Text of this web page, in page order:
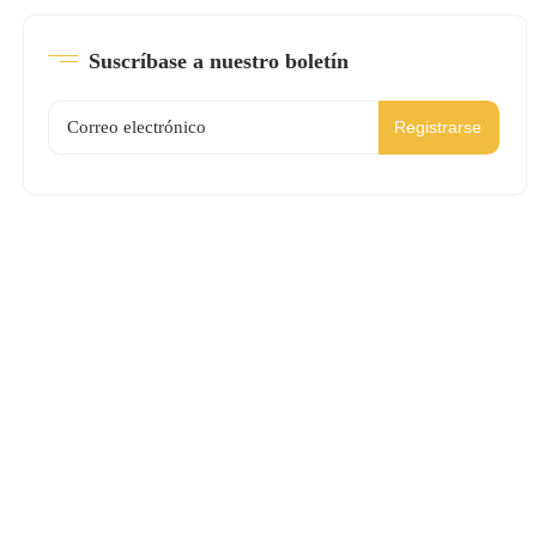
Suscríbase a nuestro boletín
Registrarse